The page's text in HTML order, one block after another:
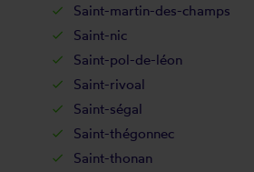
Saint-martin-des-champs
Saint-nic
Saint-pol-de-léon
Saint-rivoal
Saint-ségal
Saint-thégonnec
Saint-thonan